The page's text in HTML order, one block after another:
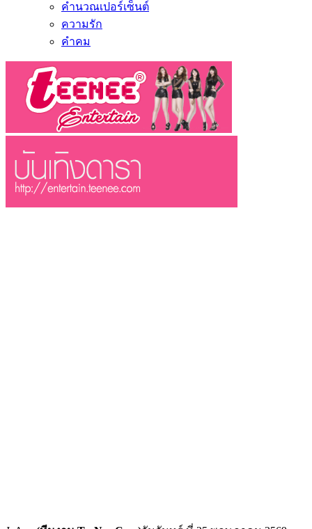
คำนวณเปอร์เซ็นต์
ความรัก
คำคม